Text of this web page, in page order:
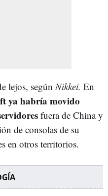
lejos, según Nikkei. En
ya habría movido
fuera de China y
de consolas de su
en otros territorios.